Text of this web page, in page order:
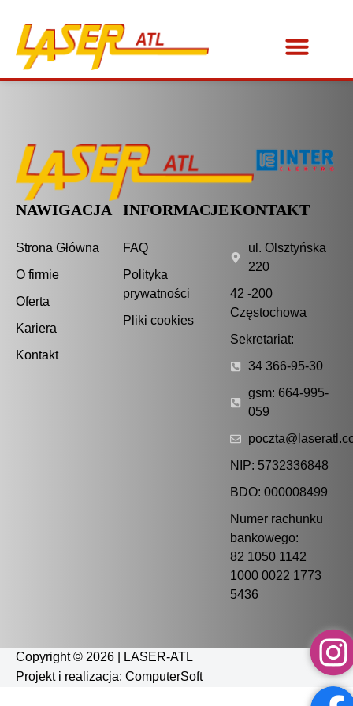
NAWIGACJA
Strona Główna
O firmie
Oferta
Kariera
Kontakt
INFORMACJE
FAQ
Polityka
prywatności
Pliki cookies
KONTAKT
ul. Olsztyńska
220
42 -200
Częstochowa
Sekretariat:
34 366-95-30
gsm: 664-995-
059
NIP: 5732336848
BDO: 000008499
Numer rachunku
bankowego:
82 1050 1142
1000 0022 1773
5436
Copyright © 2026 | LASER-ATL
Projekt i realizacja: ComputerSoft